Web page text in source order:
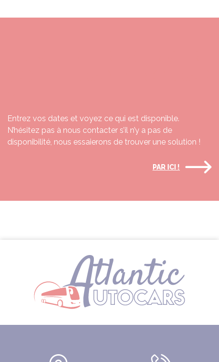
Entrez vos dates et voyez ce qui est disponible.
N’hésitez pas à nous contacter s’il n’y a pas de
disponibilité, nous essaierons de trouver une solution !
PAR ICI !